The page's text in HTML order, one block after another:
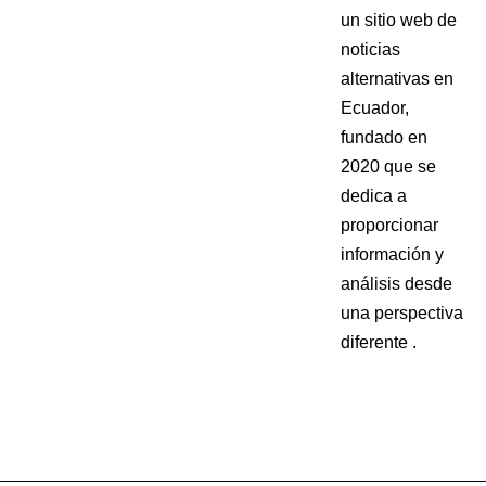
un sitio web de
noticias
alternativas en
Ecuador,
fundado en
2020 que se
dedica a
proporcionar
información y
análisis desde
una perspectiva
diferente .